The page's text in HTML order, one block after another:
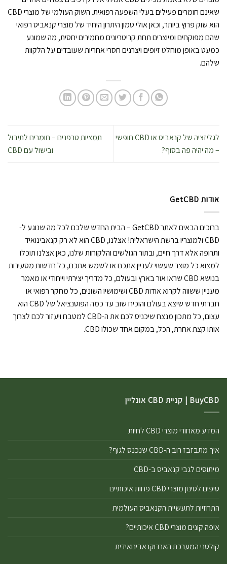
שאינם חומרים פעילים בעלי השפעה רפואית. השוק העולמי של מוצרי CBD
הוא שוק פרוץ ביותר, וכאן אולי טמון היתרון היחיד של מוצרי קנאביס רפואי
שהם מפוקחים ומיוצרים תחת קריטריונים מחמירים יחסית, מה שמונע
כמעט באופן מוחלט זיופים ויצרנים חסרי אחריות שעובדים על הלקוות
שלהם.
לגליזציה של קנאביס או CBD חופשי
– מה יהיה פה בסוף?
תמציות טרפנים – חומרים לתיבול
ובישול עם CBD
אודות GetCBD
ברוכים הבאים לאתר GetCBD – הבית החדש שלכם לכל מה שנוגע ל-
CBD ולמוצריו ברשת הישראלית! אצלנו, CBD הוא לא רק קנאבינואיד
ותרופה אלא דרך חיים, ובתור הגולשים והלקוחות שלנו, כאן אצלנו תוכלו
למצוא כל מוצר שעשוי לעניין אתכם או לשמש אתכם, כל חדשות מסעירות
בנושא CBD שראו אור בארץ ובעולם, כל מדריך יצירתי וייחודי או מאמר
מעניין ששווה לקרוא אודות CBD ושימושיו השונים, כל מחקר רפואי או
חברתי חדש שיצא בעולם והוכיח שוב עד כמה הפוטנציאל של CBD הוא
עצום, כל מתכון מנצח שיכניס לכם את ה-CBD למטבח ויעזור לכם לצרוך
אותו קצת אחרת, הכל, במקום אחד שכולו CBD.
BuyCBD | קניית CBD אונליין
המדע מאחורי מוצרי CBD לחיות
איך מתבזבז רוב ה-CBD שנכנס לגוף?
מיתוסים לגבי קנאביס ב-CBD
טיפים לסינון מוצרי CBD פחות איכותיים
התחזיות לתעשיית הקנאביס העולמית
איפה קונים מוצרי CBD איכותיים?
קולטני המערכת האנדוקנאבינואידית